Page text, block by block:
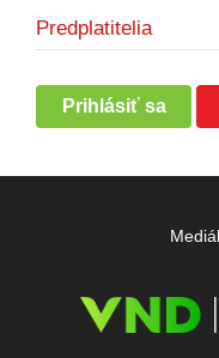
Predplatitelia
Prihlásiť sa